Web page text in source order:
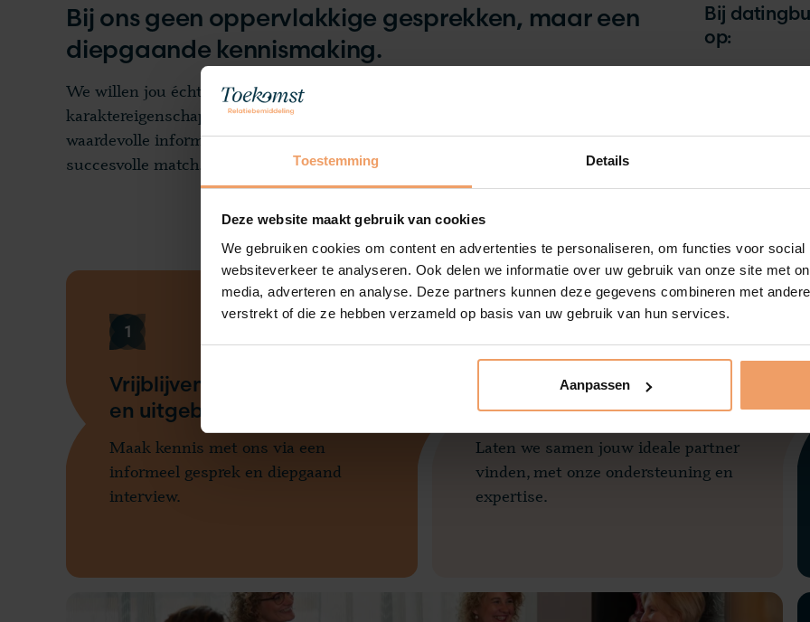
Toestemming Details
Deze website maakt gebruik van cookies
We gebruiken cookies om content en advertenties te personaliseren, om functies voor social
websiteverkeer te analyseren. Ook delen we informatie over uw gebruik van onze site met
media, adverteren en analyse. Deze partners kunnen deze gegevens combineren met
verstrekt of die ze hebben verzameld op basis van uw gebruik van hun services.
Aanpassen
Bij ons geen oppervlakkige gesprekken, maar een
diepgaande kennismaking.
We willen jou écht leren kennen: jouw levensverhaal, jouw unieke
karaktereigenschappen en natuurlijk wat je zoekt in een partner. Met deze
waardevolle informatie legt Toekomst Relatiebemiddeling de basis voor een
succesvolle match.
Bij
op:
•Partner
•Single- en
En 72%
1
Vrijblijvende kennismaking
en uitgebreid interview
Maak kennis met ons via een
informeel gesprek en diepgaand
interview.
Samen zoeken we jouw
nieuwe partner
Laten we samen jouw ideale partner
vinden, met onze ondersteuning en
expertise.